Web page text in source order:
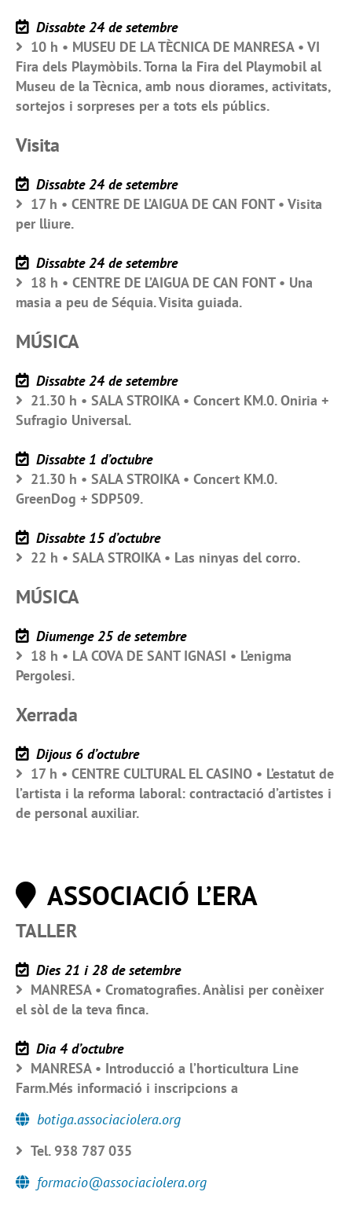
Dissabte 24 de setembre
10 h • MUSEU DE LA TÈCNICA DE MANRESA • VI
Fira dels Playmòbils. Torna la Fira del Playmobil al
Museu de la Tècnica, amb nous diorames, activitats,
sortejos i sorpreses per a tots els públics.
Visita
Dissabte 24 de setembre
17 h • CENTRE DE L’AIGUA DE CAN FONT • Visita
per lliure.
Dissabte 24 de setembre
18 h • CENTRE DE L’AIGUA DE CAN FONT • Una
masia a peu de Séquia. Visita guiada.
MÚSICA
Dissabte 24 de setembre
21.30 h • SALA STROIKA • Concert KM.0. Oniria +
Sufragio Universal.
Dissabte 1 d’octubre
21.30 h • SALA STROIKA • Concert KM.0.
GreenDog + SDP509.
Dissabte 15 d’octubre
22 h • SALA STROIKA • Las ninyas del corro.
MÚSICA
Diumenge 25 de setembre
18 h • LA COVA DE SANT IGNASI • L’enigma
Pergolesi.
Xerrada
Dijous 6 d’octubre
17 h • CENTRE CULTURAL EL CASINO • L’estatut de
l’artista i la reforma laboral: contractació d’artistes i
de personal auxiliar.
ASSOCIACIÓ L’ERA
TALLER
Dies 21 i 28 de setembre
MANRESA • Cromatografies. Anàlisi per conèixer
el sòl de la teva finca.
Dia 4 d’octubre
MANRESA • Introducció a l’horticultura Line
Farm.Més informació i inscripcions a
botiga.associaciolera.org
Tel. 938 787 035
formacio@associaciolera.org